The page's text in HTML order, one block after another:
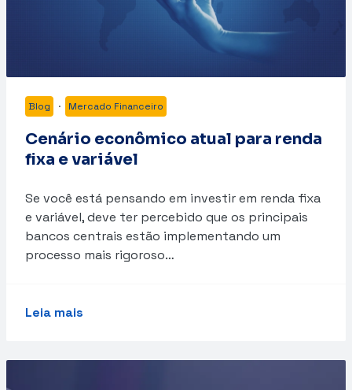
Blog · Mercado Financeiro
Cenário econômico atual para renda
fixa e variável
Se você está pensando em investir em renda fixa
e variável, deve ter percebido que os principais
bancos centrais estão implementando um
processo mais rigoroso…
Leia mais